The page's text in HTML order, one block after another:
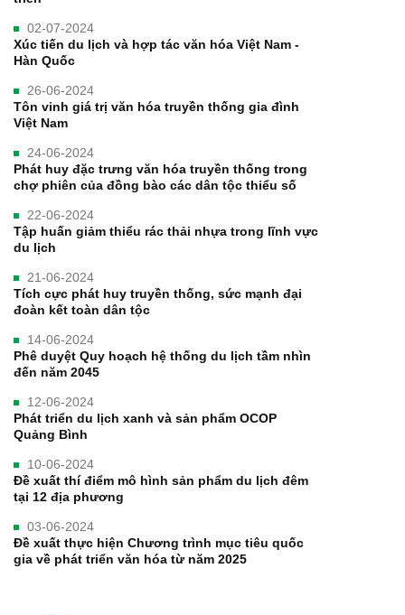
02-07-2024
Xúc tiến du lịch và hợp tác văn hóa Việt Nam -
Hàn Quốc
26-06-2024
Tôn vinh giá trị văn hóa truyền thống gia đình
Việt Nam
24-06-2024
Phát huy đặc trưng văn hóa truyền thống trong
chợ phiên của đồng bào các dân tộc thiểu số
22-06-2024
Tập huấn giảm thiểu rác thải nhựa trong lĩnh vực
du lịch
21-06-2024
Tích cực phát huy truyền thống, sức mạnh đại
đoàn kết toàn dân tộc
14-06-2024
Phê duyệt Quy hoạch hệ thống du lịch tầm nhìn
đến năm 2045
12-06-2024
Phát triển du lịch xanh và sản phẩm OCOP
Quảng Bình
10-06-2024
Đề xuất thí điểm mô hình sản phẩm du lịch đêm
tại 12 địa phương
03-06-2024
Đề xuất thực hiện Chương trình mục tiêu quốc
gia về phát triển văn hóa từ năm 2025